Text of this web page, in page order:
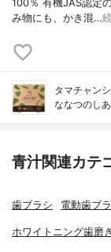
100％ 有機JAS認定
み物にも、かき混…
タマチャン
ななつのし
青汁関連カテ
歯ブラシ 電動歯ブ
ホワイトニング歯磨